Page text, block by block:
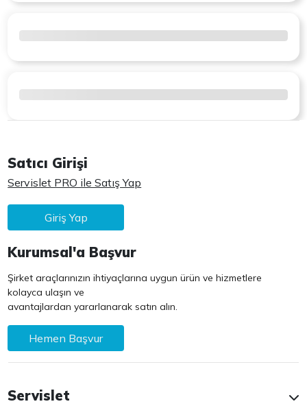
Satıcı Girişi
Servislet PRO ile Satış Yap
Giriş Yap
Kurumsal'a Başvur
Şirket araçlarınızın ihtiyaçlarına uygun ürün ve hizmetlere
kolayca ulaşın ve
avantajlardan yararlanarak satın alın.
Hemen Başvur
Servislet